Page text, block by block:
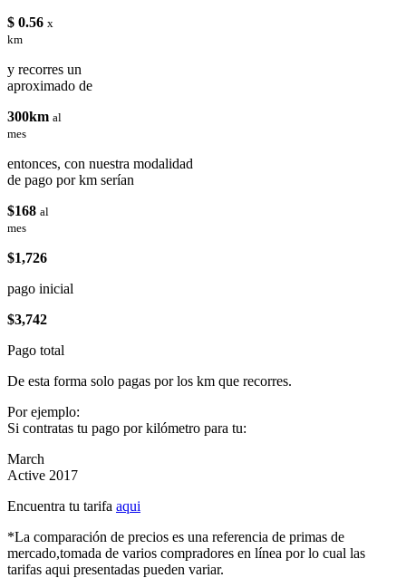
$ 0.56 x
km
y recorres un
aproximado de
300km al
mes
entonces, con nuestra modalidad
de pago por km serían
$168 al
mes
$1,726
pago inicial
$3,742
Pago total
De esta forma solo pagas por los km que recorres.
Por ejemplo:
Si contratas tu pago por kilómetro para tu:
March
Active 2017
Encuentra tu tarifa aqui
*La comparación de precios es una referencia de primas de
mercado,tomada de varios compradores en línea por lo cual las
tarifas aqui presentadas pueden variar.